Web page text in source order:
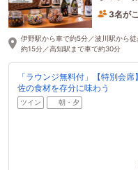
3名が
伊野駅から車で約5分／波川駅から
約15分／高知駅まで車で約30分
「ラウンジ無料付」【特別会
佐の食材を存分に味わう
ツイン 朝・夕